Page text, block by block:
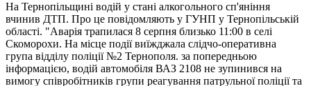
На Тернопільщині водій у стані алкогольного сп'яніння
вчинив ДТП. Про це повідомляють у ГУНП у Тернопільській
області. "Аварія трапилася 8 серпня близько 11:00 в селі
Скоморохи. На місце події виїжджала слідчо-оперативна
група відділу поліції №2 Тернополя. за попередньою
інформацією, водій автомобіля ВАЗ 2108 не зупинився на
вимогу співробітників групи реагування патрульної поліції та